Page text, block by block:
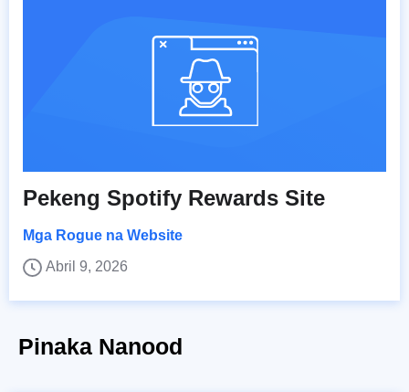
Pekeng Spotify Rewards Site
Mga Rogue na Website
Abril 9, 2026
Pinaka Nanood